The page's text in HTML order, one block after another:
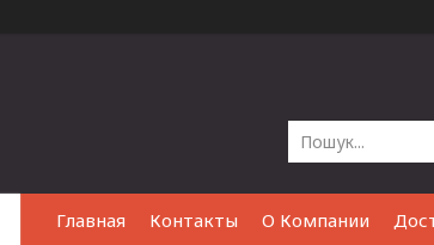
Главная Контакты О Компании